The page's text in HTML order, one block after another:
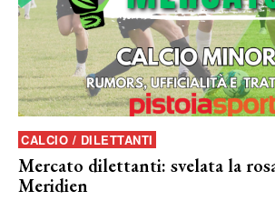
CALCIO / DILETTANTI
Mercato dilettanti: svelata la
Meridien